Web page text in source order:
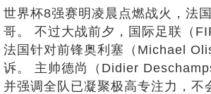
世界杯8强赛明凌晨点燃战火，法
哥。 不过大战前夕，国际足联（
法国针对前锋奥利塞（Michael
诉。 主帅德尚（Didier
并强调全队已凝聚极高专注力，不